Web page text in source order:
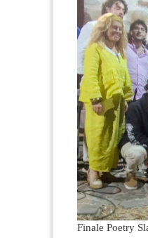
Finale Poetry